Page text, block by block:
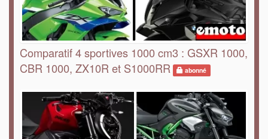
Comparatif 4 sportives 1000 cm3 : GSXR 1000,
CBR 1000, ZX10R et S1000RR
abonné